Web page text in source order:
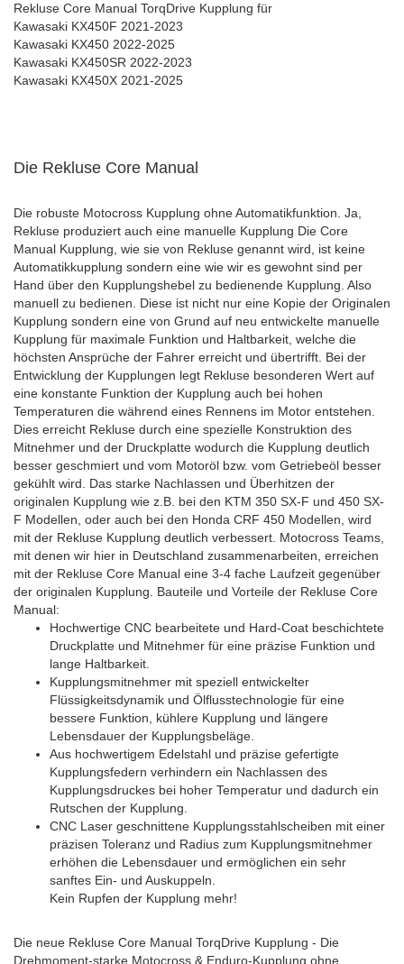
Rekluse Core Manual TorqDrive Kupplung für
Kawasaki KX450F 2021-2023
Kawasaki KX450 2022-2025
Kawasaki KX450SR 2022-2023
Kawasaki KX450X 2021-2025
Die Rekluse Core Manual
Die robuste Motocross Kupplung ohne Automatikfunktion. Ja,
Rekluse produziert auch eine manuelle Kupplung Die Core
Manual Kupplung, wie sie von Rekluse genannt wird, ist keine
Automatikkupplung sondern eine wie wir es gewohnt sind per
Hand über den Kupplungshebel zu bedienende Kupplung. Also
manuell zu bedienen. Diese ist nicht nur eine Kopie der Originalen
Kupplung sondern eine von Grund auf neu entwickelte manuelle
Kupplung für maximale Funktion und Haltbarkeit, welche die
höchsten Ansprüche der Fahrer erreicht und übertrifft. Bei der
Entwicklung der Kupplungen legt Rekluse besonderen Wert auf
eine konstante Funktion der Kupplung auch bei hohen
Temperaturen die während eines Rennens im Motor entstehen.
Dies erreicht Rekluse durch eine spezielle Konstruktion des
Mitnehmer und der Druckplatte wodurch die Kupplung deutlich
besser geschmiert und vom Motoröl bzw. vom Getriebeöl besser
gekühlt wird. Das starke Nachlassen und Überhitzen der
originalen Kupplung wie z.B. bei den KTM 350 SX-F und 450 SX-
F Modellen, oder auch bei den Honda CRF 450 Modellen, wird
mit der Rekluse Kupplung deutlich verbessert. Motocross Teams,
mit denen wir hier in Deutschland zusammenarbeiten, erreichen
mit der Rekluse Core Manual eine 3-4 fache Laufzeit gegenüber
der originalen Kupplung. Bauteile und Vorteile der Rekluse Core
Manual:
Hochwertige CNC bearbeitete und Hard-Coat beschichtete
Druckplatte und Mitnehmer für eine präzise Funktion und
lange Haltbarkeit.
Kupplungsmitnehmer mit speziell entwickelter
Flüssigkeitsdynamik und Ölflusstechnologie für eine
bessere Funktion, kühlere Kupplung und längere
Lebensdauer der Kupplungsbeläge.
Aus hochwertigem Edelstahl und präzise gefertigte
Kupplungsfedern verhindern ein Nachlassen des
Kupplungsdruckes bei hoher Temperatur und dadurch ein
Rutschen der Kupplung.
CNC Laser geschnittene Kupplungsstahlscheiben mit einer
präzisen Toleranz und Radius zum Kupplungsmitnehmer
erhöhen die Lebensdauer und ermöglichen ein sehr
sanftes Ein- und Auskuppeln.
Kein Rupfen der Kupplung mehr!
Die neue Rekluse Core Manual TorqDrive Kupplung - Die
Drehmoment-starke Motocross & Enduro-Kupplung ohne